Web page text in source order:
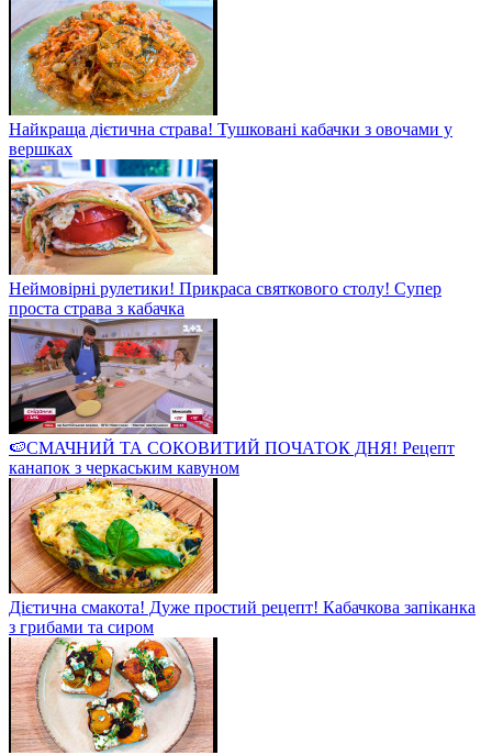
Найкраща дієтична страва! Тушковані кабачки з овочами у
вершках
Неймовірні рулетики! Прикраса святкового столу! Супер
проста страва з кабачка
🍉СМАЧНИЙ ТА СОКОВИТИЙ ПОЧАТОК ДНЯ! Рецепт
канапок з черкаським кавуном
Дієтична смакота! Дуже простий рецепт! Кабачкова запіканка
з грибами та сиром